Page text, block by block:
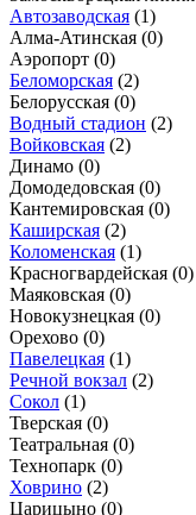
Автозаводская (1)
Алма-Атинская (0)
Аэропорт (0)
Беломорская (2)
Белорусская (0)
Водный стадион (2)
Войковская (2)
Динамо (0)
Домодедовская (0)
Кантемировская (0)
Каширская (2)
Коломенская (1)
Красногвардейская (0)
Маяковская (0)
Новокузнецкая (0)
Орехово (0)
Павелецкая (1)
Речной вокзал (2)
Сокол (1)
Тверская (0)
Театральная (0)
Технопарк (0)
Ховрино (2)
Царицыно (0)